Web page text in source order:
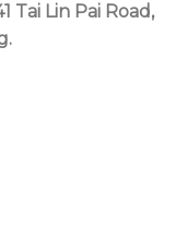
Tai Lin Pai Road,